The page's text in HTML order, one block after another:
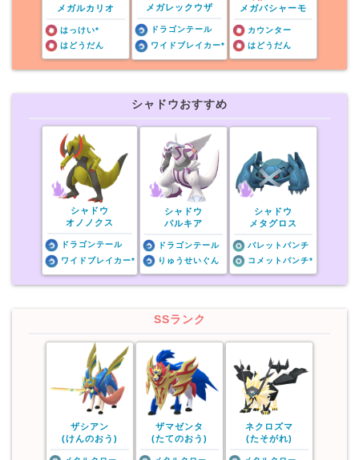
メガルカリオ
はっけい*
はどうだん
メガレックウザ
ドラゴンテール
ワイドブレイカー*
メガバシャーモ
カウンター
はどうだん
シャドウおすすめ
シャドウ
オノノクス
ドラゴンテール
ワイドブレイカー*
シャドウ
パルキア
ドラゴンテール
りゅうせいぐん
シャドウ
メタグロス
バレットパンチ
コメットパンチ*
SSランク
ザシアン
(けんのおう)
ザマゼンタ
(たてのおう)
ネクロズマ
(たそがれ)